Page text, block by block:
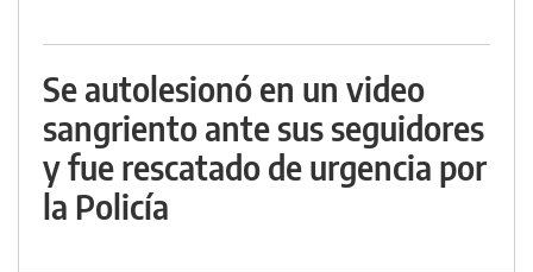
Se autolesionó en un video
sangriento ante sus seguidores
y fue rescatado de urgencia por
la Policía